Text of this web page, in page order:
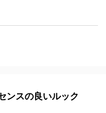
ンスの良いルック